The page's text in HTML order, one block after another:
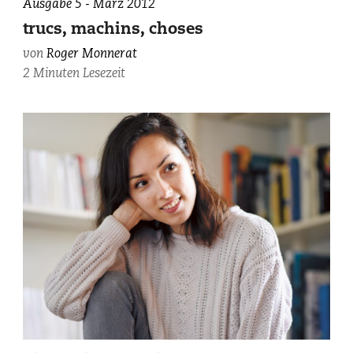
Ausgabe 5 - März 2012
trucs, machins, choses
vonRoger Monnerat
2 Minuten Lesezeit